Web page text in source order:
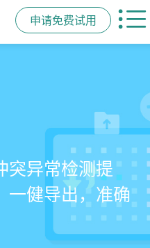
申请免费试用
盈易
管理系
率45%
突异常检测提
一健导出，准确
，老师带课量
据清晰可查免扯
员、家长，沟
贴心铸口碑促续